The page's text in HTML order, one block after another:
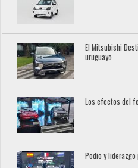
El Mitsubishi
uruguayo
Los efectos del
Podio y